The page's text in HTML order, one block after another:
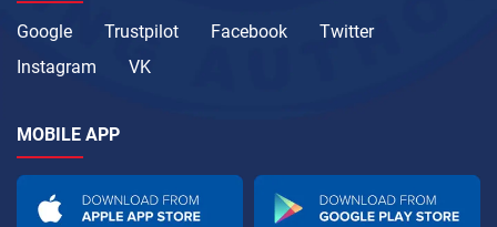
Google Trustpilot Facebook
Twitter
Instagram
VK
MOBILE APP